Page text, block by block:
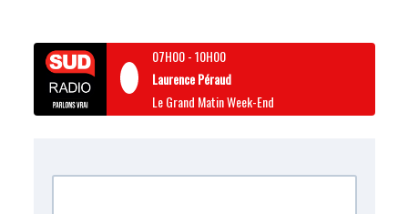
07H00-10H00
Laurence Péraud
Le Grand Matin Week-End